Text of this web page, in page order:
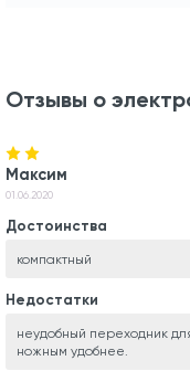
Отзывы о
Максим
01.06.2020
Достоинства
компактный
Недостатки
неудобный переходник
ножным удобнее.